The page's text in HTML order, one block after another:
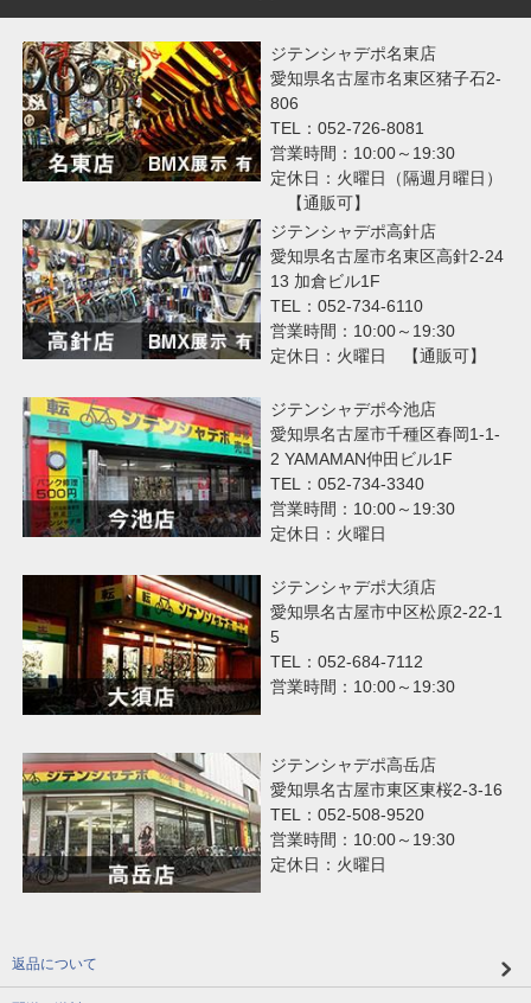
ジテンシャデポ名東店
愛知県名古屋市名東区猪子石2-
806
TEL：052-726-8081
営業時間：10:00～19:30
定休日：火曜日（隔週月曜日）
【通販可】
ジテンシャデポ高針店
愛知県名古屋市名東区高針2-24
13 加倉ビル1F
TEL：052-734-6110
営業時間：10:00～19:30
定休日：火曜日 【通販可】
ジテンシャデポ今池店
愛知県名古屋市千種区春岡1-1-
2 YAMAMAN仲田ビル1F
TEL：052-734-3340
営業時間：10:00～19:30
定休日：火曜日
ジテンシャデポ大須店
愛知県名古屋市中区松原2-22-1
5
TEL：052-684-7112
営業時間：10:00～19:30
ジテンシャデポ高岳店
愛知県名古屋市東区東桜2-3-16
TEL：052-508-9520
営業時間：10:00～19:30
定休日：火曜日
返品について